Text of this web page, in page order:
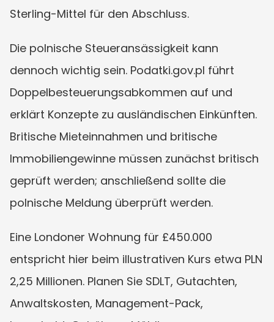
Sterling-Mittel für den Abschluss.
Die polnische Steueransässigkeit kann
dennoch wichtig sein. Podatki.gov.pl führt
Doppelbesteuerungsabkommen auf und
erklärt Konzepte zu ausländischen Einkünften.
Britische Mieteinnahmen und britische
Immobiliengewinne müssen zunächst britisch
geprüft werden; anschließend sollte die
polnische Meldung überprüft werden.
Eine Londoner Wohnung für £450.000
entspricht hier beim illustrativen Kurs etwa PLN
2,25 Millionen. Planen Sie SDLT, Gutachten,
Anwaltskosten, Management-Pack,